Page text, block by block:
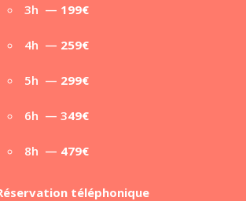
3h — 199€
4h — 259€
5h — 299€
6h — 349€
8h — 479€
téléphonique